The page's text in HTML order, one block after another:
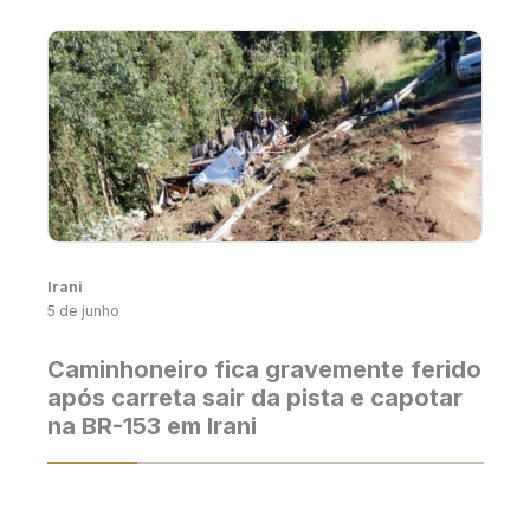
Irani
5 de junho
Caminhoneiro fica gravemente ferido
após carreta sair da pista e capotar
na BR-153 em Irani